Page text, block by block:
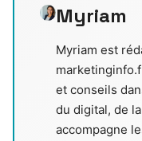
Myriam
Myriam est
et conseils
du digital, de
accompagne